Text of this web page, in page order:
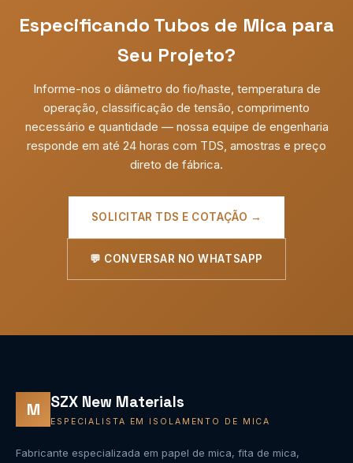
Especificando Tubos de Mica para
Seu Projeto?
Informe-nos o diâmetro do fio/haste, temperatura de
operação, classificação de tensão, comprimento
necessário e quantidade — nossa equipe de engenharia
responde em até 24 horas com TDS, amostras e preço
direto de fábrica.
SOLICITAR TDS E COTAÇÃO →
💬 CONVERSAR NO WHATSAPP
M SZX New Materials
ESPECIALISTA EM ISOLAMENTO DE MICA
Fabricante especializada em papel de mica, fita de mica,